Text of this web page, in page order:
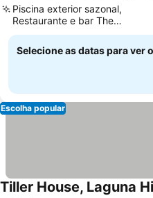
Piscina exterior sazonal,
Restaurante e bar The
Commons
Selecione as datas para ver
Escolha popular
Tiller House, Laguna